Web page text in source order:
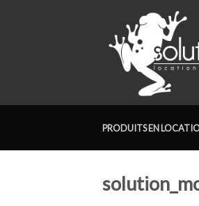
PRODUITS EN